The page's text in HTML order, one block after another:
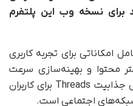
برای نسخه وب این پلتفرم
امکاناتی برای تجربه کاربری
محتوا و بهینه‌سازی سرعت
عملکرد است، که هدف آن افزایش جذابیت Threads برای کاربران
شبکه‌های اجتماعی است.